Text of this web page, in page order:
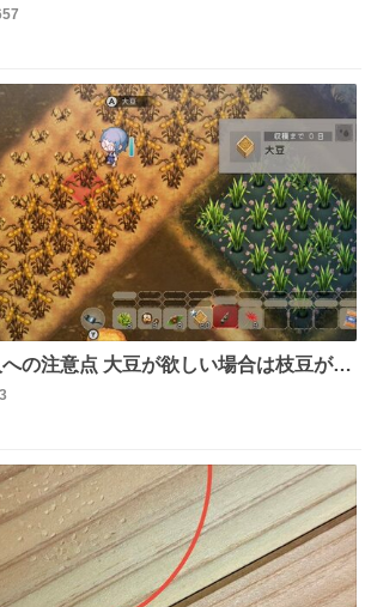
卒業して頭角を現しはじめてて大好き
の注意点 大豆が欲しい場合は枝豆が収
迎えましょう。 気になって一部だけ収
てた… #ほの暮しの庭